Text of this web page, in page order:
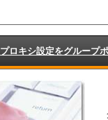
プロキシ設定をグループ